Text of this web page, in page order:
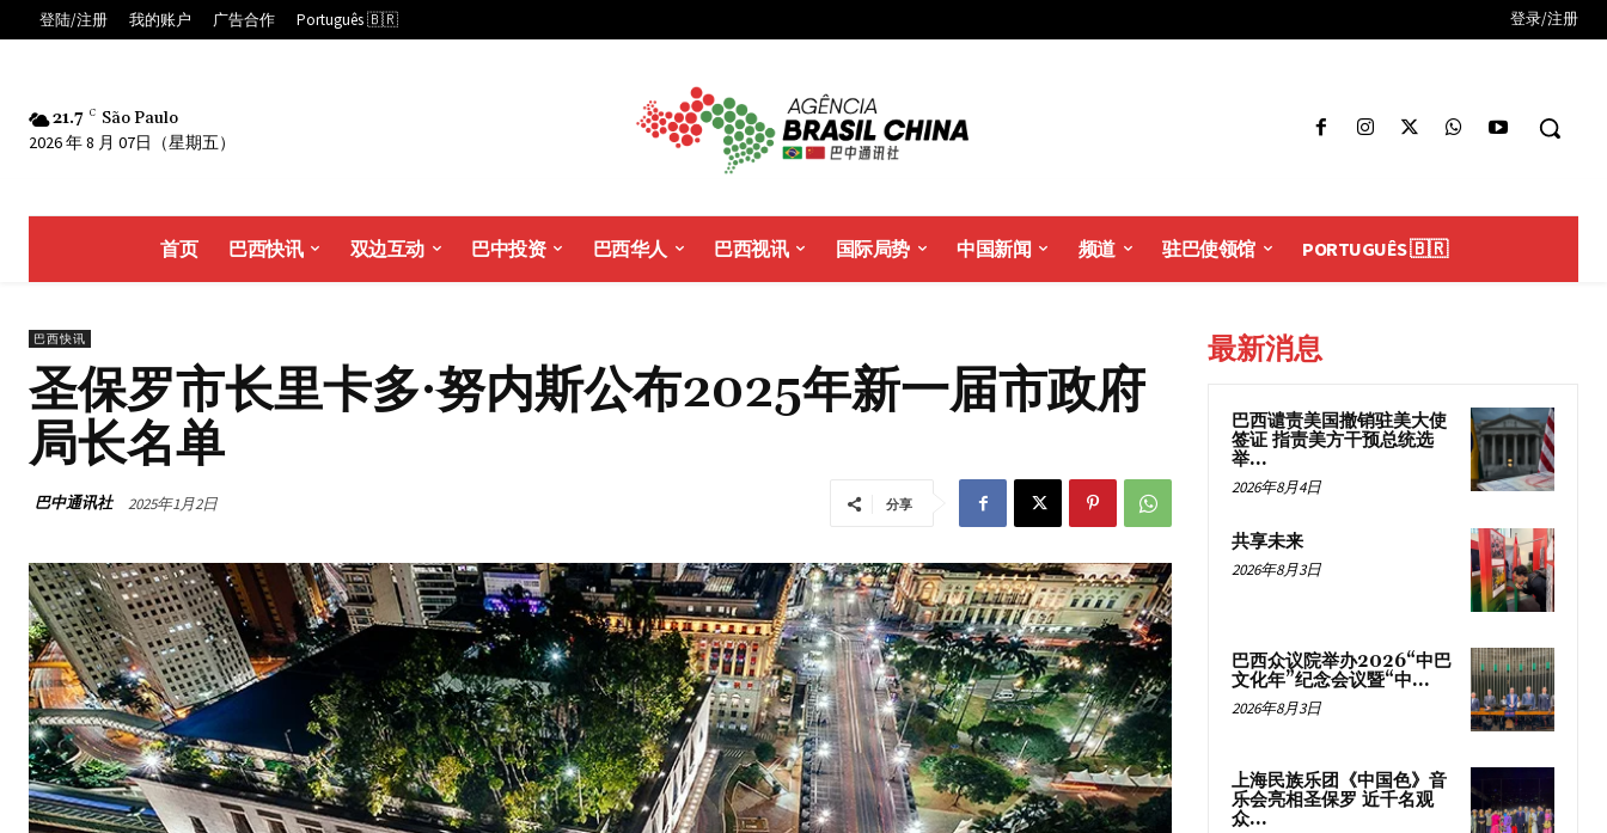
登陆/注册 我的账户 广告合作 Português 🇧🇷 登录/注册
21.7 C São Paulo
2026 年 8 月 07日（星期五）
首页 巴西快讯 双边互动 巴中投资 巴西华人 巴西视讯 国际局势 中国新闻 频道 驻巴使领馆 PORTUGUÊS 🇧🇷
巴西快讯
圣保罗市长里卡多·努内斯公布2025年新一届市政府
局长名单
巴中通讯社 2025年1月2日 分享
最新消息
巴西谴责美国撤销驻美大使
签证 指责美方干预总统选
举...
2026年8月4日
共享未来
2026年8月3日
巴西众议院举办2026“中巴
文化年”纪念会议暨“中...
2026年8月3日
上海民族乐团《中国色》音
乐会亮相圣保罗 近千名观
众...